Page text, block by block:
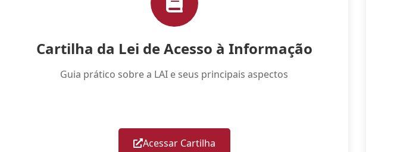
Cartilha da Lei de Acesso à Informação
Guia prático sobre a LAI e seus principais aspectos
Acessar Cartilha